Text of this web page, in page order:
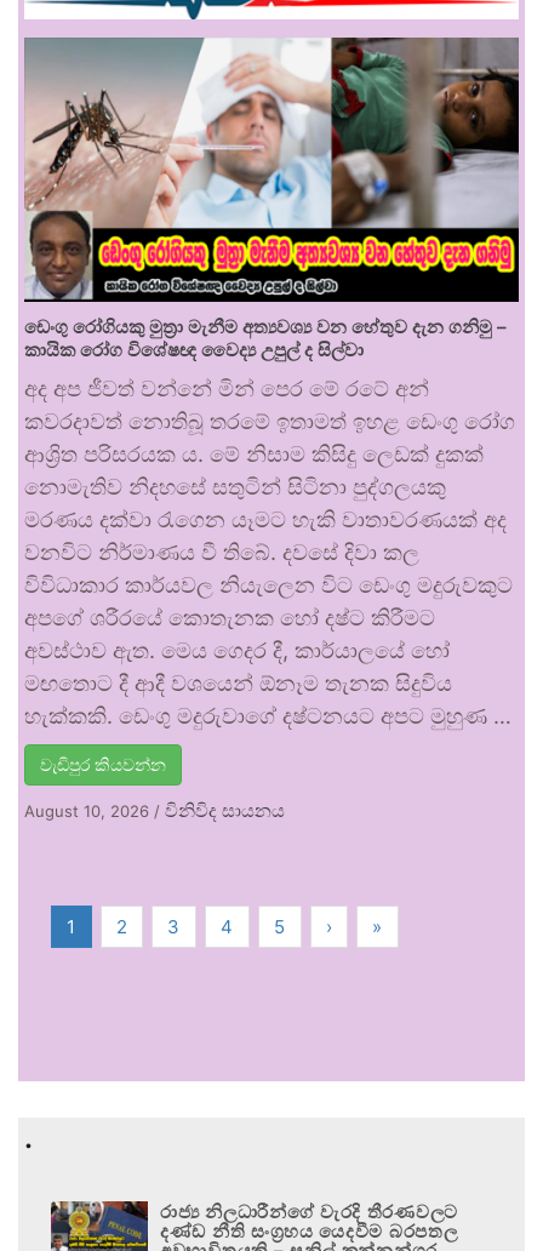
ඩෙංගු රෝගියකු ⁣මුත්‍රා මැනීම අත්‍යවශ්‍ය වන හේතුව දැන ගනිමු –
කායික රෝග විශේෂඥ වෛද්‍ය උපුල් ද සිල්වා
අද අප ජීවත් වන්නේ මින් පෙර මේ රටේ අන්
කවරදාවත් නොතිබූ තරමේ ඉතාමත් ඉහළ ඩෙංගු රෝග
ආශ්‍රිත පරිසරයක ය. මේ නිසාම කිසිදු ලෙඩක් දුකක්
නොමැතිව නිදහසේ සතුටින් සිටිනා පුද්ගලයකු
මරණය දක්වා රැගෙන යෑමට හැකි වාතාවරණයක් අද
වනවිට නිර්මාණය වී තිබේ. දවසේ දිවා කල
විවිධාකාර කාර්යවල නියැලෙන විට ඩෙංගු මදුරුවකුට
අපගේ ශරීරයේ කොතැනක හෝ දෂ්ට කිරීමට
අවස්ථාව ඇත. මෙය ගෙදර දී, කාර්යාලයේ හෝ
මඟතොට දී ආදී වශයෙන් ඕනෑම තැනක සිදුවිය
හැක්කකි. ඩෙංගු මදුරුවාගේ දෂ්ටනයට අපට මුහුණ …
වැඩිපුර කියවන්න
August 10, 2026 / විනිවිද සායනය
1 2 3 4 5 › »
.
රාජ්‍ය නිලධාරීන්ගේ වැරදි තීරණවලට
දණ්ඩ නීති සංග්‍රහය යෙදවීම බරපතල